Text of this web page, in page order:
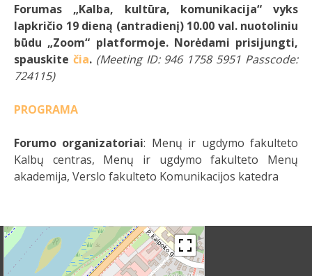
Forumas „Kalba, kultūra, komunikacija“ vyks
lapkričio 19 dieną (antradienį) 10.00 val. nuotoliniu
būdu „Zoom“ platformoje. Norėdami prisijungti,
spauskite čia. (Meeting ID: 946 1758 5951 Passcode:
724115)
PROGRAMA
Forumo organizatoriai: Menų ir ugdymo fakulteto
Kalbų centras, Menų ir ugdymo fakulteto Menų
akademija, Verslo fakulteto Komunikacijos katedra